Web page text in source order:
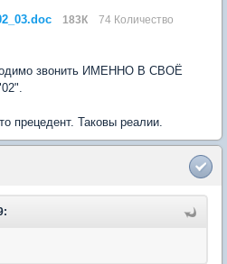
183К
74 Количество
звонить ИМЕННО В СВОЁ
прецедент. Таковы реалии.